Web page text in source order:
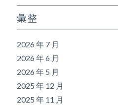
彙整
2026 年 7 月
2026 年 6 月
2026 年 5 月
2025 年 12 月
2025 年 11 月